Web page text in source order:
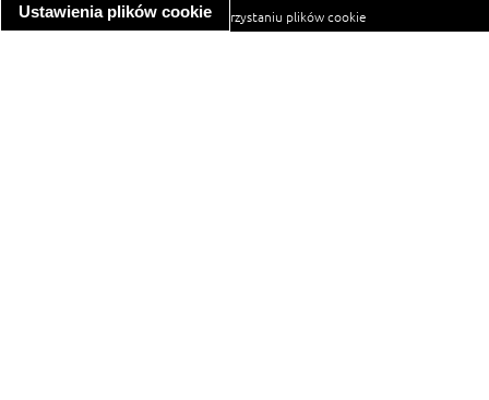
Ustawienia plików cookieinformacja o wykorzystaniu plików cookie